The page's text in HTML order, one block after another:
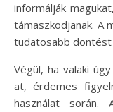
informálják
támaszkodjanak. A
tudatosabb döntést
Végül, ha valaki
at, érdemes
használat során.